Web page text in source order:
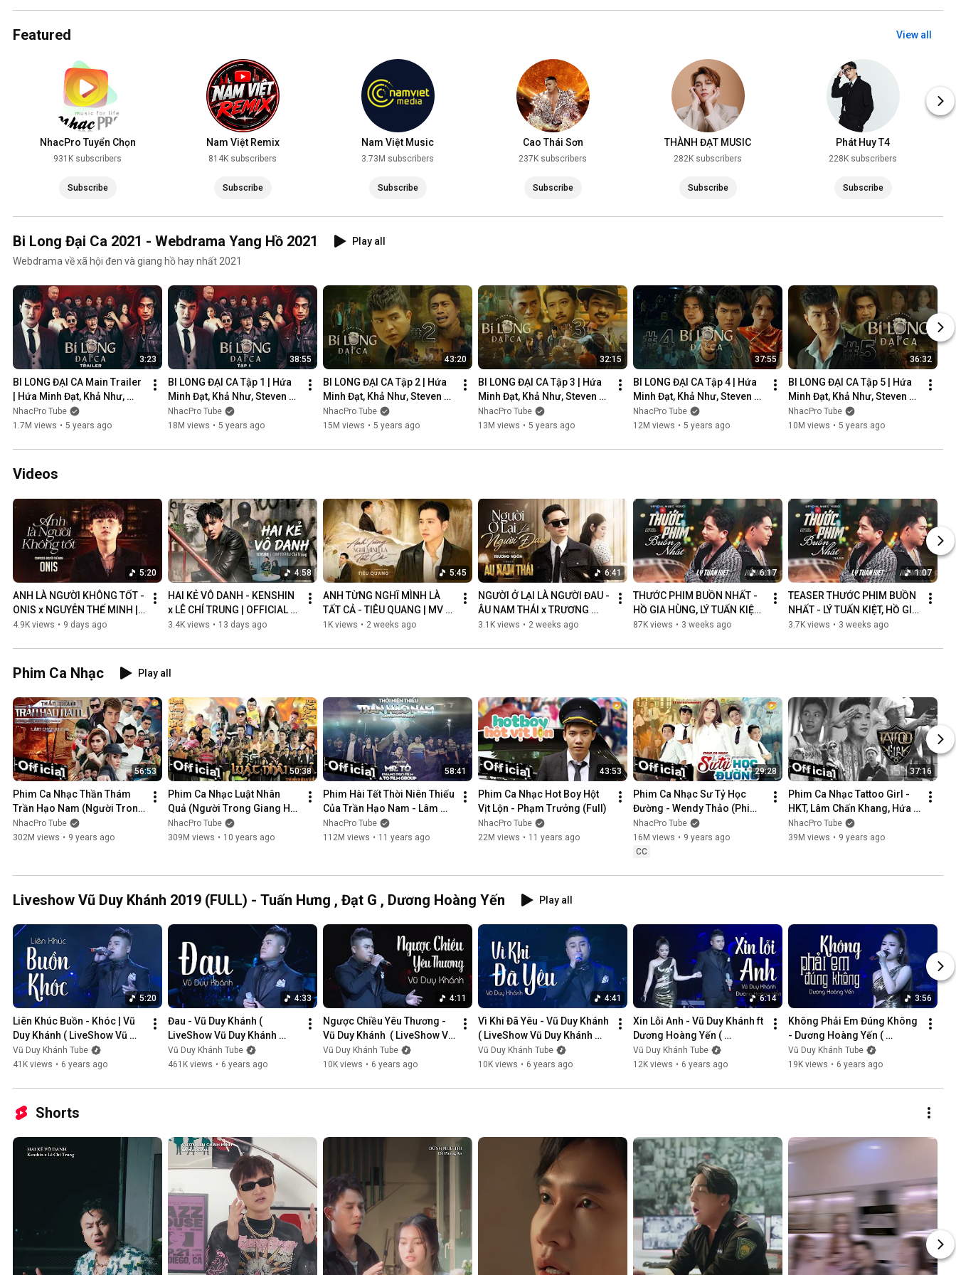
Featured View all
NhacPro Tuyển Chọn
931K subscribers
Subscribe
Nam Việt Remix
814K subscribers
Subscribe
Nam Việt Music
3.73M subscribers
Subscribe
Cao Thái Sơn
237K subscribers
Subscribe
THÀNH ĐẠT MUSIC
282K subscribers
Subscribe
Phát Huy T4
228K subscribers
Subscribe
Bi Long Đại Ca 2021 - Webdrama Yang Hồ 2021
Play all
Webdrama về xã hội đen và giang hồ hay nhất 2021
3:23
BI LONG ĐẠI CA Main Trailer
| Hứa Minh Đạt, Khả Như,
Steven Nguyễn, Lợi Trần |
Webdrama Yang Hồ 2021
NhacPro Tube
1.7M views • 5 years ago
38:55
BI LONG ĐẠI CA Tập 1 | Hứa
Minh Đạt, Khả Như, Steven
Nguyễn, Lợi Trần |
Webdrama Yang Hồ 2021
NhacPro Tube
18M views • 5 years ago
43:20
BI LONG ĐẠI CA Tập 2 | Hứa
Minh Đạt, Khả Như, Steven
Nguyễn, Lợi Trần |
Webdrama Yang Hồ 2021
NhacPro Tube
15M views • 5 years ago
32:15
BI LONG ĐẠI CA Tập 3 | Hứa
Minh Đạt, Khả Như, Steven
Nguyễn, Lợi Trần |
Webdrama Yang Hồ 2021
NhacPro Tube
13M views • 5 years ago
37:55
BI LONG ĐẠI CA Tập 4 | Hứa
Minh Đạt, Khả Như, Steven
Nguyễn, Lợi Trần |
Webdrama Yang Hồ 2021
NhacPro Tube
12M views • 5 years ago
36:32
BI LONG ĐẠI CA Tập 5 | Hứa
Minh Đạt, Khả Như, Steven
Nguyễn, Lợi Trần |
Webdrama Yang Hồ 2021
NhacPro Tube
10M views • 5 years ago
Videos
5:20
ANH LÀ NGƯỜI KHÔNG TỐT -
ONIS x NGUYỄN THẾ MINH |
OFFICIAL MV
4.9K views • 9 days ago
4:58
HAI KẺ VÔ DANH - KENSHIN
x LÊ CHÍ TRUNG | OFFICIAL
MUSIC VIDEO
3.4K views • 13 days ago
5:45
ANH TỪNG NGHĨ MÌNH LÀ
TẤT CẢ - TIÊU QUANG | MV
OFFICIAL
1K views • 2 weeks ago
6:41
NGƯỜI Ở LẠI LÀ NGƯỜI ĐAU -
ÂU NAM THÁI x TRƯƠNG
NGÔN | MV OFFICIAL
3.1K views • 2 weeks ago
6:17
THƯỚC PHIM BUỒN NHẤT -
HỒ GIA HÙNG, LÝ TUẤN KIỆT |
OFFICIAL MUSIC VIDEO
87K views • 3 weeks ago
1:07
TEASER THƯỚC PHIM BUỒN
NHẤT - LÝ TUẤN KIỆT, HỒ GIA
HÙNG | NGÀN LỜI NGƯỜI ĐÃ
3.7K views • 3 weeks ago
Phim Ca Nhạc Play all
56:53
Phim Ca Nhạc Thần Thám
Trần Hạo Nam (Người Trong
Giang Hồ 5) - Lâm Chấn
Khang 2017
NhacPro Tube
302M views • 9 years ago
50:38
Phim Ca Nhạc Luật Nhân
Quả (Người Trong Giang Hồ
4) - Lâm Chấn Khang 2016
NhacPro Tube
309M views • 10 years ago
58:41
Phim Hài Tết Thời Niên Thiếu
Của Trần Hạo Nam - Lâm
Chấn Khang [Official]
NhacPro Tube
112M views • 11 years ago
43:53
Phim Ca Nhạc Hot Boy Hột
Vịt Lộn - Phạm Trưởng (Full)
NhacPro Tube
22M views • 11 years ago
29:28
Phim Ca Nhạc Sư Tỷ Học
Đường - Wendy Thảo (Phim
Ca Nhạc Hay Nhất 2017)
NhacPro Tube
16M views • 9 years ago
CC
37:16
Phim Ca Nhạc Tattoo Girl -
HKT, Lâm Chấn Khang, Hứa
Minh Đạt, Thanh Tân
NhacPro Tube
39M views • 9 years ago
Liveshow Vũ Duy Khánh 2019 (FULL) - Tuấn Hưng , Đạt G , Dương Hoàng Yến Play all
5:20
Liên Khúc Buồn - Khóc | Vũ
Duy Khánh ( LiveShow Vũ
Duy Khánh 2019 Phần 1/21 )
Vũ Duy Khánh Tube
41K views • 6 years ago
4:33
Đau - Vũ Duy Khánh (
LiveShow Vũ Duy Khánh
2019 Phần 2/21 )
Vũ Duy Khánh Tube
461K views • 6 years ago
4:11
Ngược Chiều Yêu Thương -
Vũ Duy Khánh  ( LiveShow Vũ
Duy Khánh 2019 Phần 3/21 )
Vũ Duy Khánh Tube
10K views • 6 years ago
4:41
Vì Khi Đã Yêu - Vũ Duy Khánh
( LiveShow Vũ Duy Khánh
2019 Phần 4/21 )
Vũ Duy Khánh Tube
10K views • 6 years ago
6:14
Xin Lỗi Anh - Vũ Duy Khánh ft
Dương Hoàng Yến (
LiveShow Vũ Duy Khánh
2019 Phần 5/21 )
Vũ Duy Khánh Tube
12K views • 6 years ago
3:56
Không Phải Em Đúng Không
- Dương Hoàng Yến (
LiveShow Vũ Duy Khánh
2019 Phần 6/21 )
Vũ Duy Khánh Tube
19K views • 6 years ago
Shorts